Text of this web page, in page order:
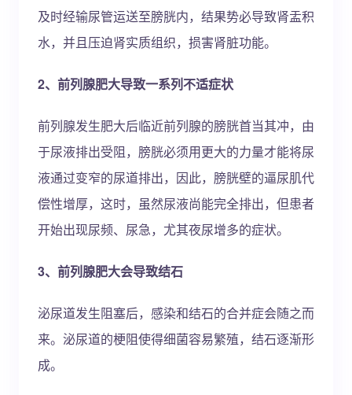
及时经输尿管运送至膀胱内，结果势必导致肾盂积
水，并且压迫肾实质组织，损害肾脏功能。
2、前列腺肥大导致一系列不适症状
前列腺发生肥大后临近前列腺的膀胱首当其冲，由
于尿液排出受阻，膀胱必须用更大的力量才能将尿
液通过变窄的尿道排出，因此，膀胱壁的逼尿肌代
偿性增厚，这时，虽然尿液尚能完全排出，但患者
开始出现尿频、尿急，尤其夜尿增多的症状。
3、前列腺肥大会导致结石
泌尿道发生阻塞后，感染和结石的合并症会随之而
来。泌尿道的梗阻使得细菌容易繁殖，结石逐渐形
成。